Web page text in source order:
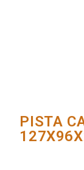
PISTA